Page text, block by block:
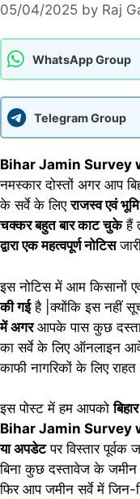
05/04/2025 by Raj
WhatsApp Group
Telegram Group
Bihar Jamin Survey
नमस्कार दोस्तों अगर आप
के सर्वे के लिएराजस्व एवं
चक्कर बहुत बार काट चुकेहैं
द्वारा एक महत्वपूर्ण नोटिस
इस नोटिस में आम किसानों
की गईहै |क्योंकि इस नहीं
में अगरआपके पास कुछ
का सर्वे के लिए ऑनलाइन
काफी नागरिकों के लिए
इस पोस्ट में हम आपको
Bihar Jamin Survey
या अपडेटपर विस्तार
बिना कुछ दस्तावेज के
फिर आप जमीन सर्वे में